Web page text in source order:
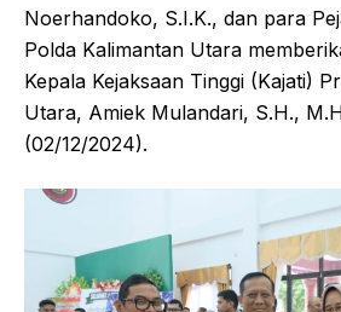
Noerhandoko, S.I.K., dan para
Polda Kalimantan Utara
Kepala Kejaksaan Tinggi (Kajati)
Utara, Amiek Mulandari, S.H.,
(02/12/2024).